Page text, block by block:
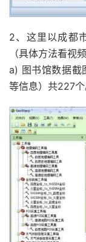
2、这里以成都
（具体方法看视
a) 图书馆数据截
等信息）共227个